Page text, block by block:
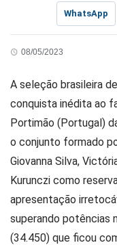
WhatsApp
08/05/2023
A seleção brasileira
conquista inédita ao
Portimão (Portugal)
o conjunto formado
Giovanna Silva,
Kurunczi como
apresentação
superando potências
(34.450) que ficou